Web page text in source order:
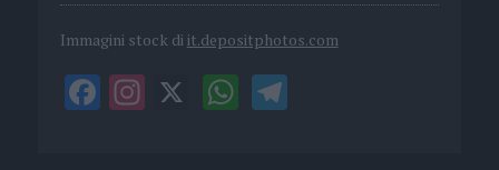
Immagini stock di it.depositphotos.com